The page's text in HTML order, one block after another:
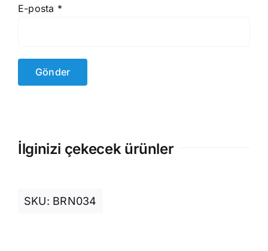
E-posta *
İlginizi çekecek ürünler
SKU: BRN034